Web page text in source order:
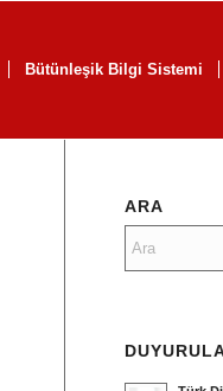
Bütünleşik Bilgi Sistemi
ARA